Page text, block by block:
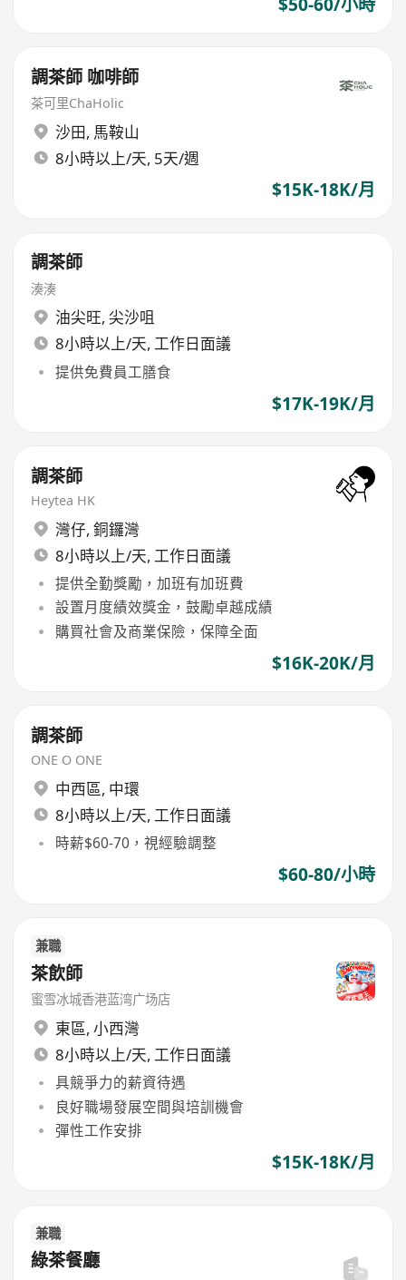
調茶師 咖啡師
茶可里ChaHolic
沙田, 馬鞍山
8小時以上/天, 5天/週
$15K-18K/月
調茶師
湊湊
油尖旺, 尖沙咀
8小時以上/天, 工作日面議
提供免費員工膳食
$17K-19K/月
調茶師
Heytea HK
灣仔, 銅鑼灣
8小時以上/天, 工作日面議
提供全勤獎勵，加班有加班費
設置月度績效獎金，鼓勵卓越成績
購買社會及商業保險，保障全面
$16K-20K/月
調茶師
ONE O ONE
中西區, 中環
8小時以上/天, 工作日面議
時薪$60-70，視經驗調整
$60-80/小時
兼職
茶飲師
蜜雪冰城香港蓝湾广场店
東區, 小西灣
8小時以上/天, 工作日面議
具競爭力的薪資待遇
良好職場發展空間與培訓機會
彈性工作安排
$15K-18K/月
兼職
綠茶餐廳